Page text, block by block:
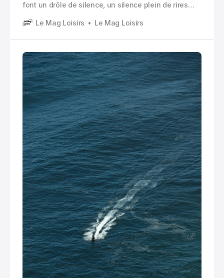
font un drôle de silence, un silence plein de rires
une épaule. « Torpille », c’est pile ça.
Le Mag Loisirs Le Mag Loisirs